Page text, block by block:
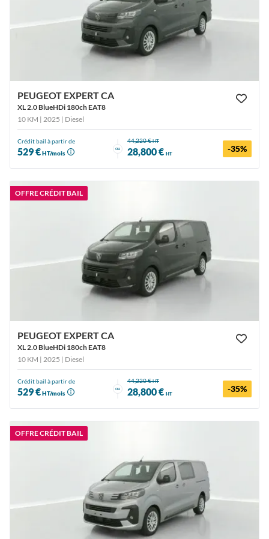
PEUGEOT EXPERT CA
XL 2.0 BlueHDi 180ch EAT8
10 KM | 2025 | Diesel
Crédit bail à partir de
529 €HT/mois
ou
44,220 €HT
28,800 € HT -35%
OFFRE CRÉDIT BAIL
PEUGEOT EXPERT CA
XL 2.0 BlueHDi 180ch EAT8
10 KM | 2025 | Diesel
Crédit bail à partir de
529 €HT/mois
ou
44,220 €HT
28,800 € HT -35%
OFFRE CRÉDIT BAIL